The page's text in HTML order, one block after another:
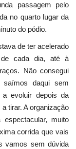
passagem pelo
no quarto lugar da
do pódio.
de ter acelerado
cada dia, até à
Não consegui
daqui sem
a evoluir depois da
tirar. A organização
muito
corrida que vais
vamos sem dúvida